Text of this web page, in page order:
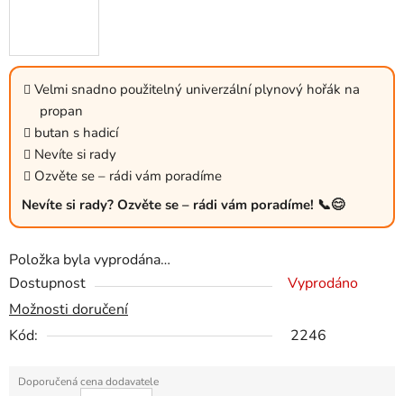
Velmi snadno použitelný univerzální plynový hořák na
propan
butan s hadicí
Nevíte si rady
Ozvěte se – rádi vám poradíme
Nevíte si rady? Ozvěte se – rádi vám poradíme! 📞😊
Položka byla vyprodána…
Dostupnost
Vyprodáno
Možnosti doručení
Kód:
2246